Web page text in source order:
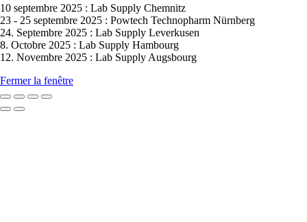
10 septembre 2025 : Lab Supply Chemnitz
23 - 25 septembre 2025 : Powtech Technopharm Nürnberg
24. Septembre 2025 : Lab Supply Leverkusen
8. Octobre 2025 : Lab Supply Hambourg
12. Novembre 2025 : Lab Supply Augsbourg
Fermer la fenêtre